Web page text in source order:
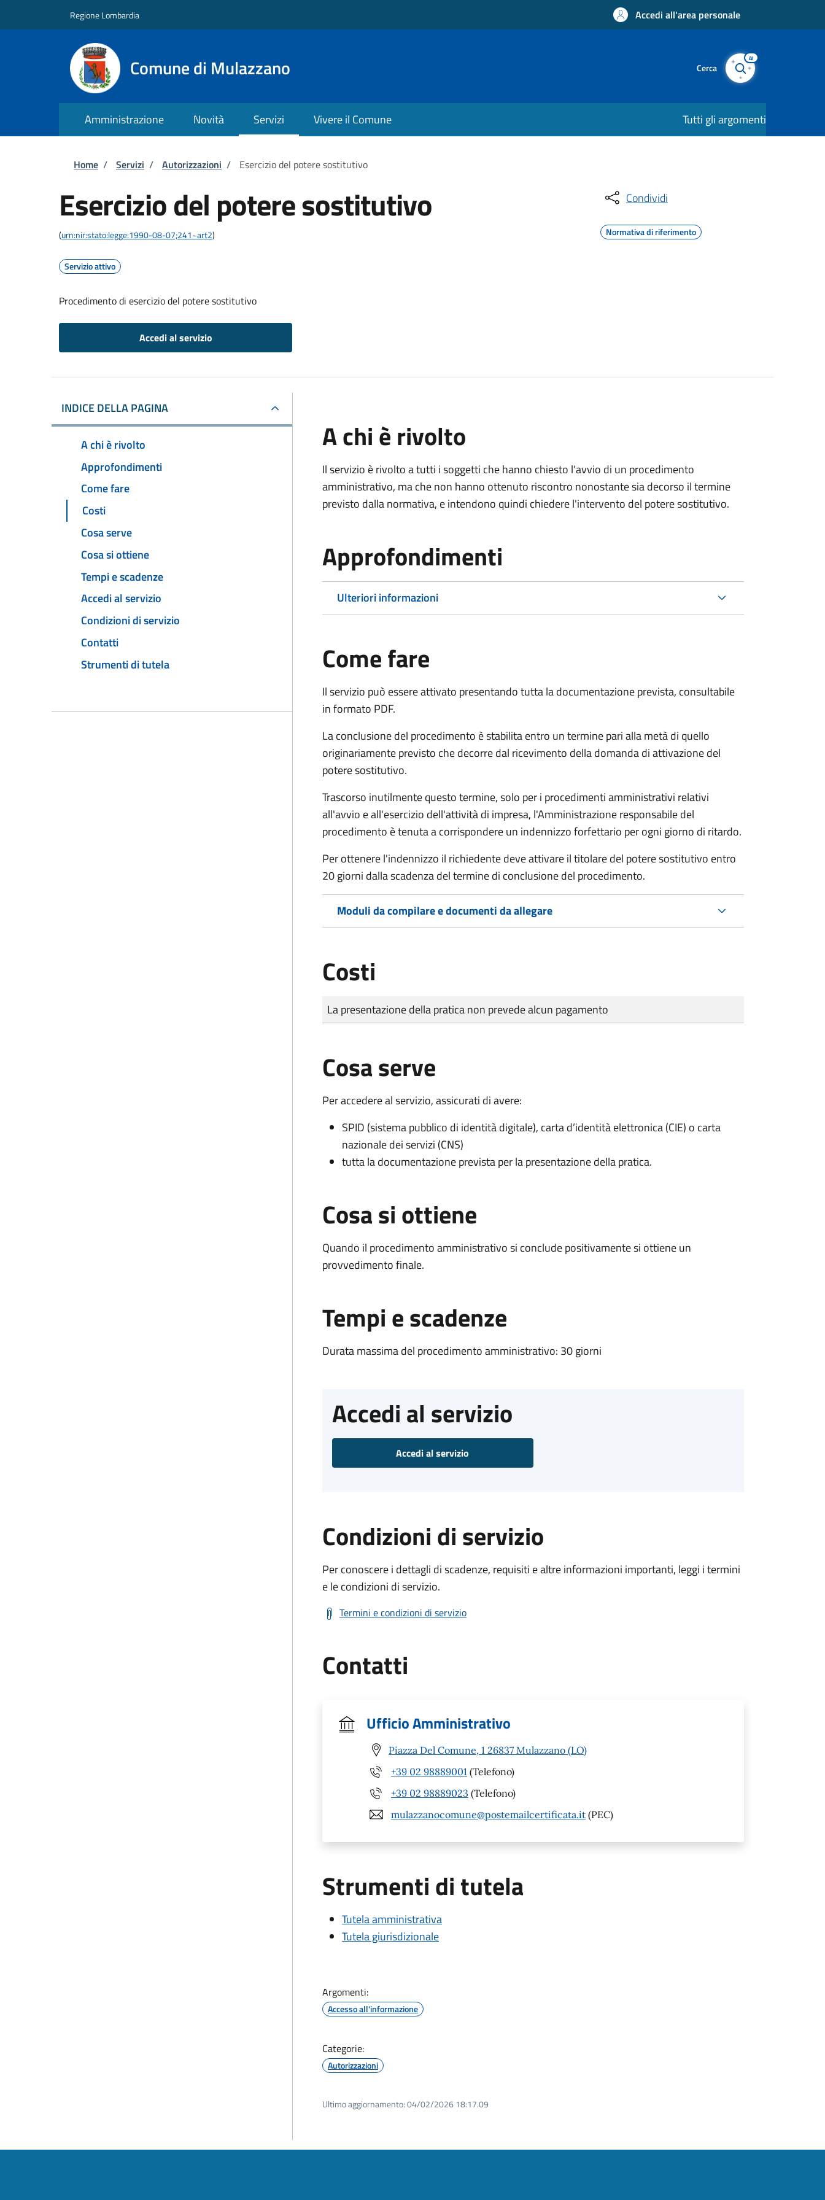
Regione Lombardia Accedi all'area personale
Comune di Mulazzano Cerca
AI
Amministrazione Novità Servizi Vivere il Comune Tutti gli argomenti
Briciole di pane
Home / Servizi / Autorizzazioni / Esercizio del potere sostitutivo
Esercizio del potere sostitutivo
(urn:nir:stato:legge:1990-08-07;241~art2)
Servizio attivo
Procedimento di esercizio del potere sostitutivo
Accedi al servizio
Condividi
Normativa di riferimento
INDICE DELLA PAGINA
A chi è rivolto
Approfondimenti
Come fare
Costi
Cosa serve
Cosa si ottiene
Tempi e scadenze
Accedi al servizio
Condizioni di servizio
Contatti
Strumenti di tutela
A chi è rivolto
Il servizio è rivolto a tutti i soggetti che hanno chiesto l'avvio di un procedimento
amministrativo, ma che non hanno ottenuto riscontro nonostante sia decorso il termine
previsto dalla normativa, e intendono quindi chiedere l'intervento del potere sostitutivo.
Approfondimenti
Ulteriori informazioni
Come fare
Il servizio può essere attivato presentando tutta la documentazione prevista, consultabile
in formato PDF.
La conclusione del procedimento è stabilita entro un termine pari alla metà di quello
originariamente previsto che decorre dal ricevimento della domanda di attivazione del
potere sostitutivo.
Trascorso inutilmente questo termine,solo per i procedimenti amministrativi relativi
all'avvio e all'esercizio dell'attività di impresa, l'Amministrazione responsabile del
procedimento è tenuta a corrispondere un indennizzo forfettario per ogni giorno di ritardo.
Per ottenere l'indennizzo il richiedente deve attivare il titolare del potere sostitutivo entro
20 giorni dalla scadenza del termine di conclusione del procedimento.
Moduli da compilare e documenti da allegare
Costi
Tipo di pagamento
Importo
La presentazione della pratica non prevede alcun pagamento
Cosa serve
Per accedere al servizio, assicurati di avere:
SPID (sistema pubblico di identità digitale), carta d’identità elettronica (CIE) o carta
nazionale dei servizi (CNS)
tutta la documentazione prevista per la presentazione della pratica.
Cosa si ottiene
Quando il procedimento amministrativo si conclude positivamente si ottiene un
provvedimento finale.
Tempi e scadenze
Durata massima del procedimento amministrativo: 30 giorni
Accedi al servizio
Accedi al servizio
Condizioni di servizio
Per conoscere i dettagli di scadenze, requisiti e altre informazioni importanti, leggi i termini
e le condizioni di servizio.
Termini e condizioni di servizio
Contatti
Ufficio Amministrativo
Piazza Del Comune, 1 26837 Mulazzano (LO)
+39 02 98889001 (Telefono)
+39 02 98889023 (Telefono)
mulazzanocomune@postemailcertificata.it (PEC)
Strumenti di tutela
Tutela amministrativa
Tutela giurisdizionale
Argomenti:
Accesso all'informazione
Categorie:
Autorizzazioni
Ultimo aggiornamento:04/02/2026 18:17.09